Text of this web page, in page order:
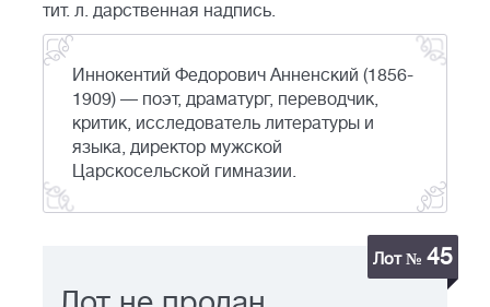
тит. л. дарственная надпись.
Иннокентий Федорович Анненский (1856-
1909) — поэт, драматург, переводчик,
критик, исследователь литературы и
языка, директор мужской
Царскосельской гимназии.
Лот № 45